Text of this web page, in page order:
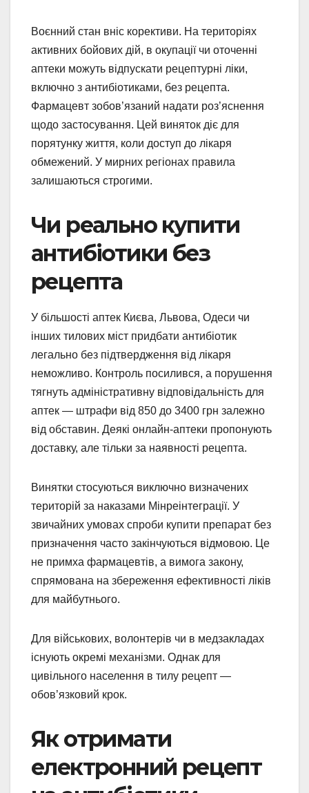
Воєнний стан вніс корективи. На територіях
активних бойових дій, в окупації чи оточенні
аптеки можуть відпускати рецептурні ліки,
включно з антибіотиками, без рецепта.
Фармацевт зобов’язаний надати роз’яснення
щодо застосування. Цей виняток діє для
порятунку життя, коли доступ до лікаря
обмежений. У мирних регіонах правила
залишаються строгими.
Чи реально купити
антибіотики без
рецепта
У більшості аптек Києва, Львова, Одеси чи
інших тилових міст придбати антибіотик
легально без підтвердження від лікаря
неможливо. Контроль посилився, а порушення
тягнуть адміністративну відповідальність для
аптек — штрафи від 850 до 3400 грн залежно
від обставин. Деякі онлайн-аптеки пропонують
доставку, але тільки за наявності рецепта.
Винятки стосуються виключно визначених
територій за наказами Мінреінтеграції. У
звичайних умовах спроби купити препарат без
призначення часто закінчуються відмовою. Це
не примха фармацевтів, а вимога закону,
спрямована на збереження ефективності ліків
для майбутнього.
Для військових, волонтерів чи в медзакладах
існують окремі механізми. Однак для
цивільного населення в тилу рецепт —
обов’язковий крок.
Як отримати
електронний рецепт